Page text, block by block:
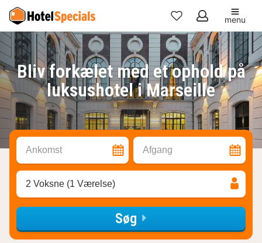
Mine
favoritter
menu
Bliv forkælet med et ophold på
luksushotel i Marseille
Ankomst Afgang
2 Voksne (1 Værelse)
Søg